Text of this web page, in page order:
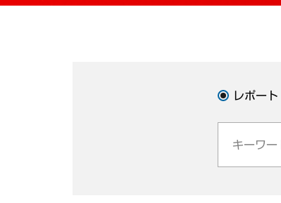
レポー